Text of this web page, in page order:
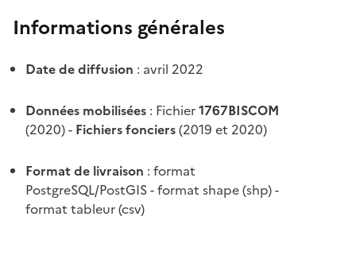
Informations générales
Date de diffusion : avril 2022
Données mobilisées : Fichier1767BISCOM
(2020) - Fichiers fonciers(2019 et 2020)
Format de livraison : format
PostgreSQL/PostGIS - format shape (shp) -
format tableur (csv)